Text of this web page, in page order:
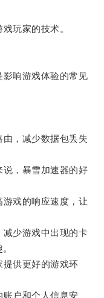
玩家的技术。
响游戏体验的常见
，减少数据包丢失
，暴雪加速器的好
戏的响应速度，让
少游戏中出现的卡
供更好的游戏环
户和个人信息安